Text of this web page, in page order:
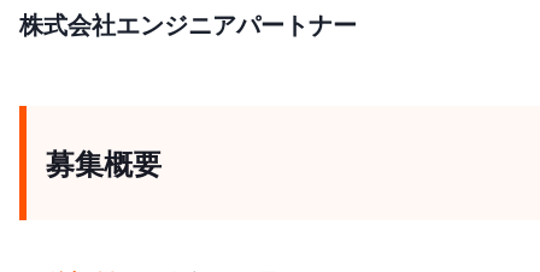
株式会社エンジニアパートナー
募集概要